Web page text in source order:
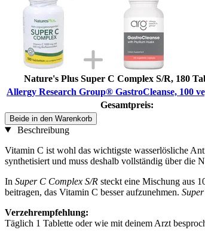
Nature's Plus Super C Complex S/R, 180
Allergy Research Group® GastroCleanse, 100
Gesamtpreis:
Beide in den Warenkorb
Beschreibung
Vitamin C ist wohl das wichtigste wasserlösliche
synthetisiert und muss deshalb vollständig über die
In Super C Complex S/R steckt eine Mischung aus
beitragen, das Vitamin C besser aufzunehmen.
Verzehrempfehlung:
Täglich 1 Tablette oder wie mit deinem Arzt